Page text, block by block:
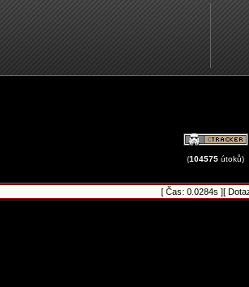
(104575 útoků)
[ Čas: 0.0284s ][